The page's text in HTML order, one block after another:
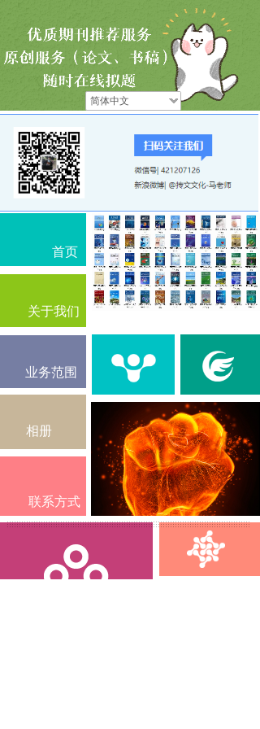
简体中文
首页
关于我们
业务范围
相册
联系方式